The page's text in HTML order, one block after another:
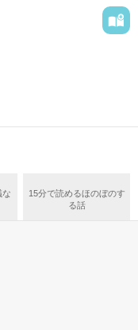
な
15分で読めるほのぼのす
る話